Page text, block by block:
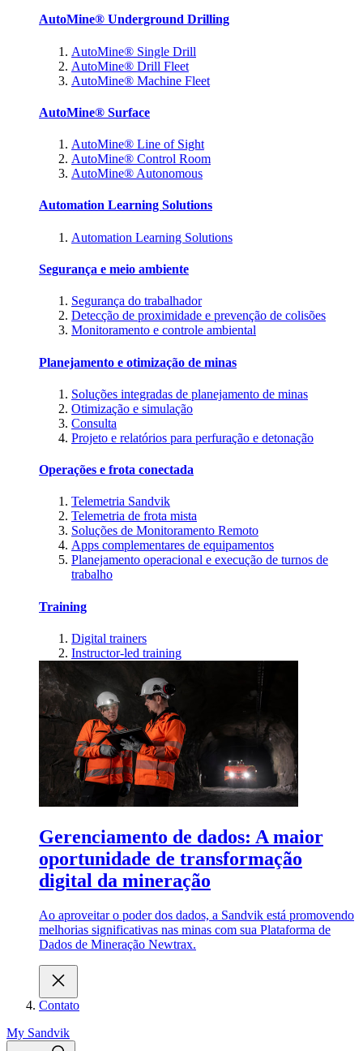
AutoMine® Underground Drilling
AutoMine® Single Drill
AutoMine® Drill Fleet
AutoMine® Machine Fleet
AutoMine® Surface
AutoMine® Line of Sight
AutoMine® Control Room
AutoMine® Autonomous
Automation Learning Solutions
Automation Learning Solutions
Segurança e meio ambiente
Segurança do trabalhador
Detecção de proximidade e prevenção de colisões
Monitoramento e controle ambiental
Planejamento e otimização de minas
Soluções integradas de planejamento de minas
Otimização e simulação
Consulta
Projeto e relatórios para perfuração e detonação
Operações e frota conectada
Telemetria Sandvik
Telemetria de frota mista
Soluções de Monitoramento Remoto
Apps complementares de equipamentos
Planejamento operacional e execução de turnos de
trabalho
Training
Digital trainers
Instructor-led training
Gerenciamento de dados: A maior
oportunidade de transformação
digital da mineração
Ao aproveitar o poder dos dados, a Sandvik está promovendo
melhorias significativas nas minas com sua Plataforma de
Dados de Mineração Newtrax.
Contato
My Sandvik